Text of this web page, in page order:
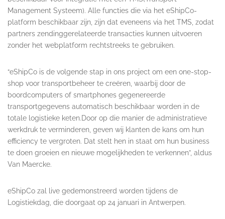
Management Systeem). Alle functies die via het eShipCo-
platform beschikbaar zijn, zijn dat eveneens via het TMS, zodat
partners zendinggerelateerde transacties kunnen uitvoeren
zonder het webplatform rechtstreeks te gebruiken.
“eShipCo is de volgende stap in ons project om een one-stop-
shop voor transportbeheer te creëren, waarbij door de
boordcomputers of smartphones gegenereerde
transportgegevens automatisch beschikbaar worden in de
totale logistieke keten.Door op die manier de administratieve
werkdruk te verminderen, geven wij klanten de kans om hun
efficiency te vergroten. Dat stelt hen in staat om hun business
te doen groeien en nieuwe mogelijkheden te verkennen”, aldus
Van Maercke.
eShipCo zal live gedemonstreerd worden tijdens de
Logistiekdag, die doorgaat op 24 januari in Antwerpen.